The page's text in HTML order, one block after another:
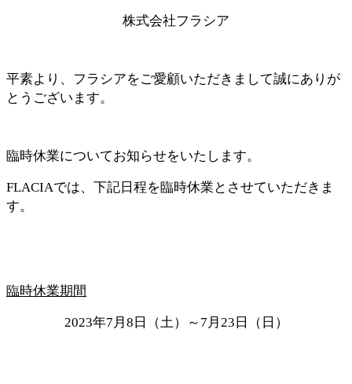
株式会社フラシア
平素より、フラシアをご愛顧いただきまして誠にありが
とうございます。
臨時休業についてお知らせをいたします。
FLACIAでは、下記日程を臨時休業とさせていただきま
す。
臨時休業期間
2023年7月8日（土）～7月23日（日）